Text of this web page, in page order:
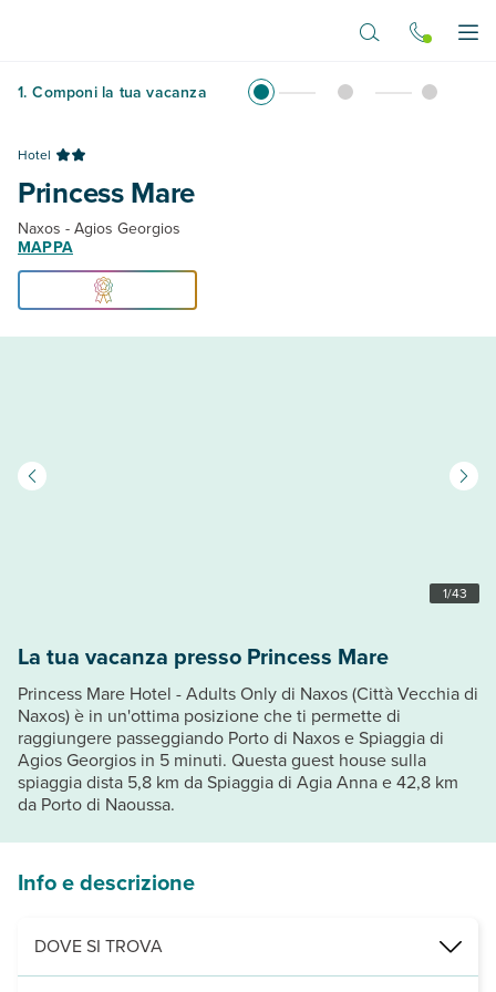
1. Componi la tua vacanza
Hotel
Princess Mare
Naxos - Agios Georgios
MAPPA
1/43
La tua vacanza presso Princess Mare
Princess Mare Hotel - Adults Only di Naxos (Città Vecchia di
Naxos) è in un'ottima posizione che ti permette di
raggiungere passeggiando Porto di Naxos e Spiaggia di
Agios Georgios in 5 minuti. Questa guest house sulla
spiaggia dista 5,8 km da Spiaggia di Agia Anna e 42,8 km
da Porto di Naoussa.
Info e descrizione
DOVE SI TROVA